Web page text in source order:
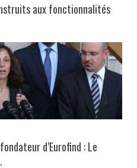
aux fonctionnalités
d’Eurofind : Le